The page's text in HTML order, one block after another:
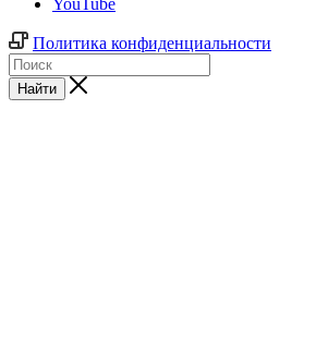
YouTube
Политика конфиденциальности
Найти